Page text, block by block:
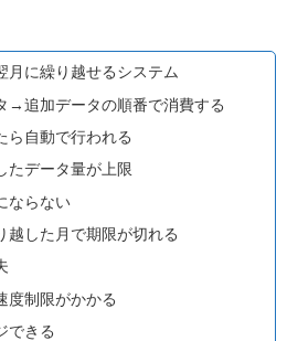
月に繰り越せるシステム
→追加データの順番で消費する
ら自動で行われる
たデータ量が上限
ならない
越した月で期限が切れる
度制限がかかる
できる